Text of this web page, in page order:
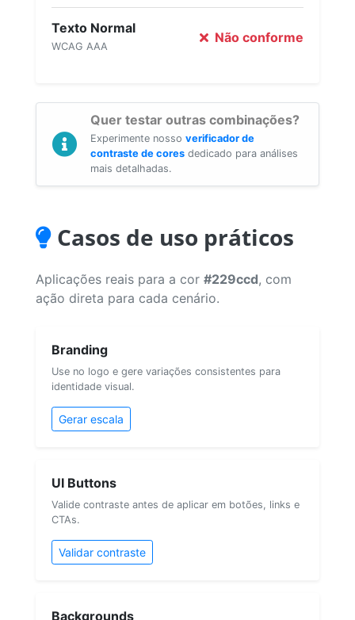
Texto Normal
WCAG AAA
Não conforme
Quer testar outras combinações?
Experimente nosso verificador de
contraste de cores dedicado para análises
mais detalhadas.
Casos de uso práticos
Aplicações reais para a cor #229ccd, com
ação direta para cada cenário.
Branding
Use no logo e gere variações consistentes para
identidade visual.
Gerar escala
UI Buttons
Valide contraste antes de aplicar em botões, links e
CTAs.
Validar contraste
Backgrounds